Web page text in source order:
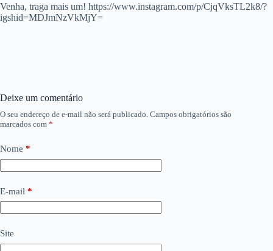
Venha, traga mais um! https://www.instagram.com/p/CjqVksTL2k8/?
igshid=MDJmNzVkMjY=
Deixe um comentário
O seu endereço de e-mail não será publicado. Campos obrigatórios são
marcados com *
Nome *
E-mail *
Site